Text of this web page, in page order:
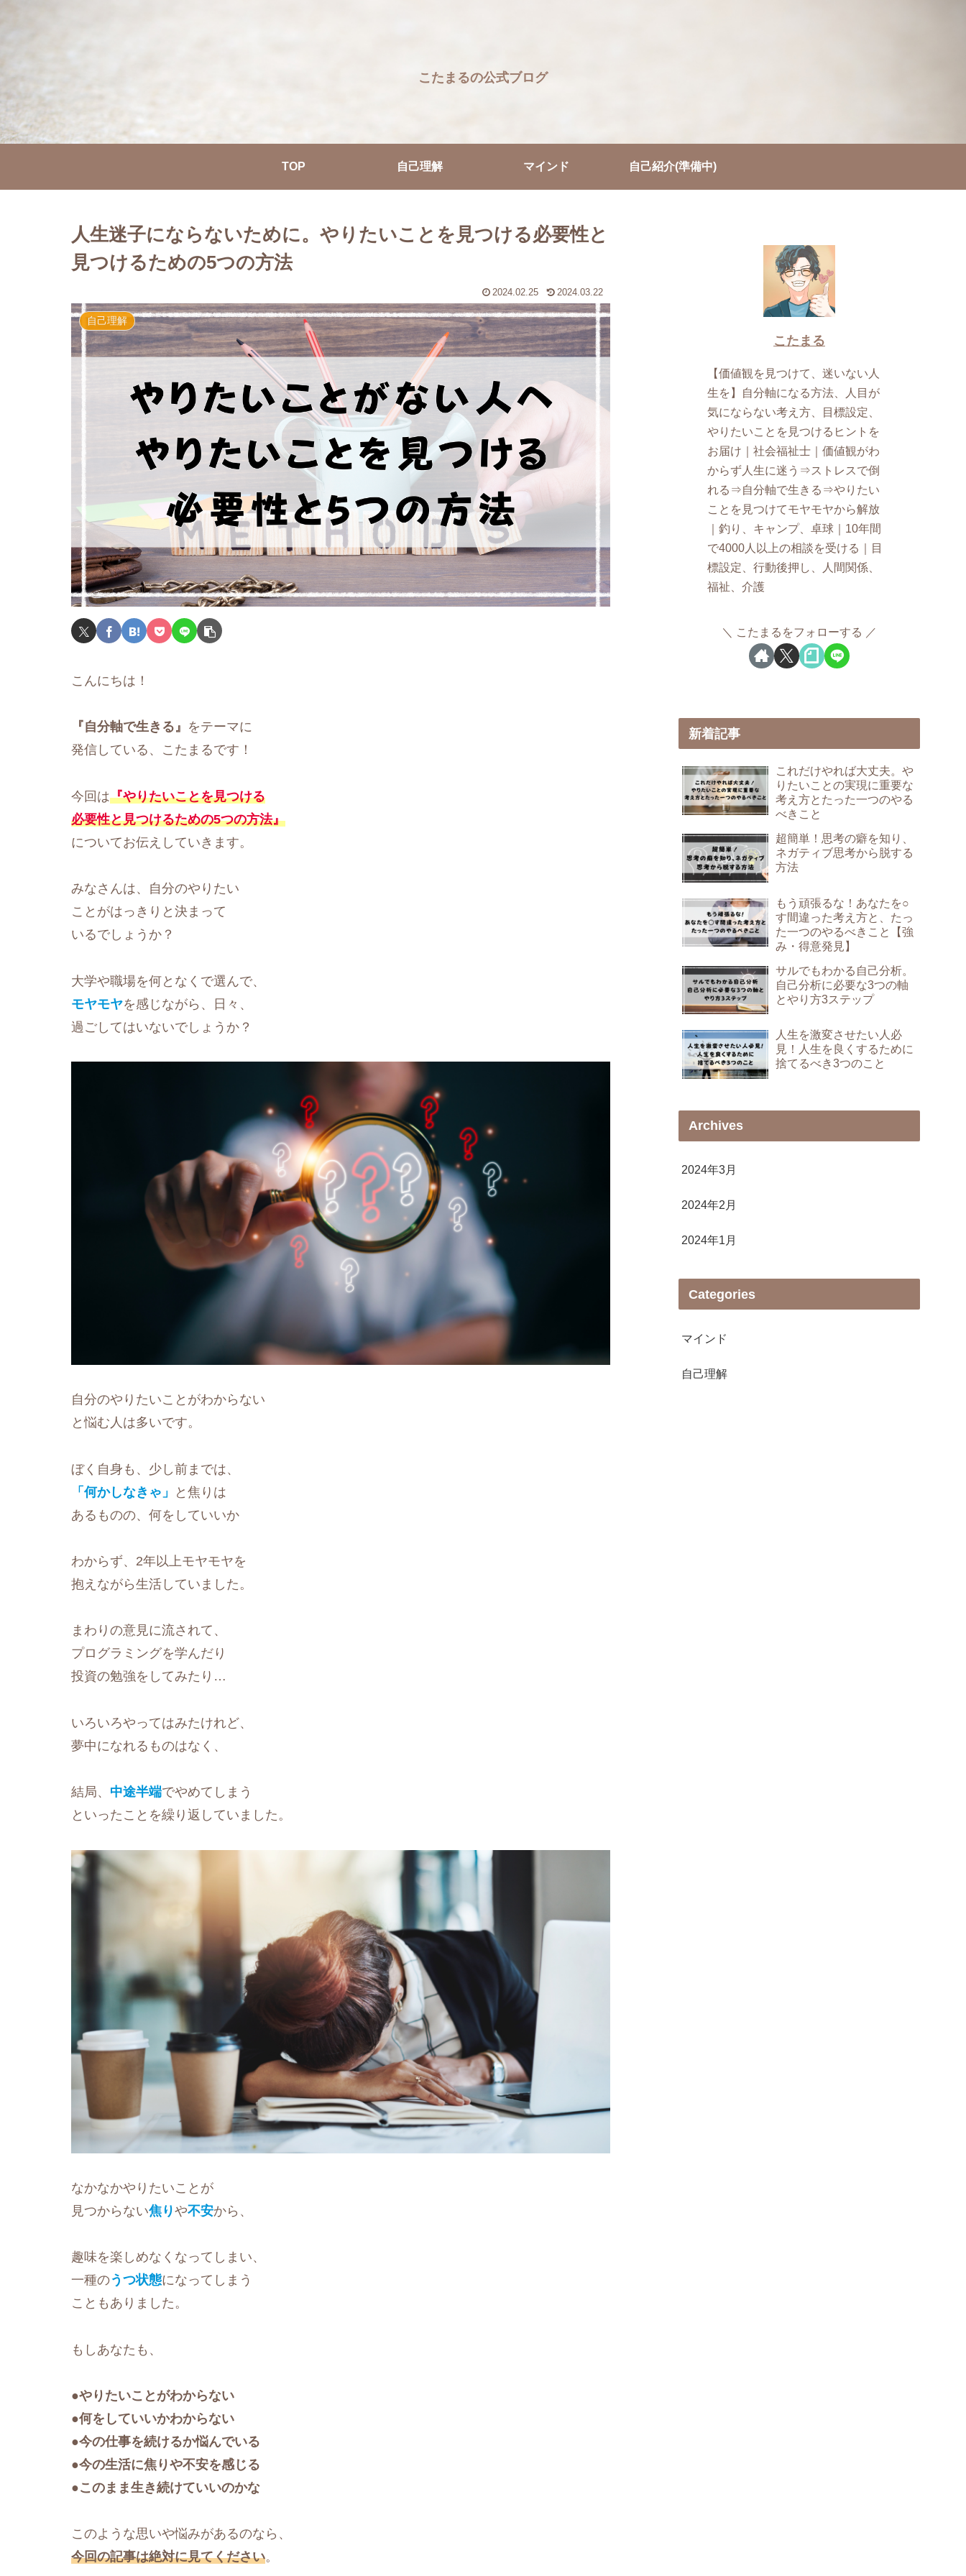
こたまるの公式ブログ
TOP 自己理解 マインド 自己紹介(準備中)
人生迷子にならないために。やりたいことを見つける必要性と
見つけるための5つの方法
2024.02.25 2024.03.22
自己理解
こんにちは！
『自分軸で生きる』 をテーマに
発信している、こたまるです！
今回は『やりたいことを見つける
必要性と見つけるための5つの方法』
についてお伝えしていきます。
みなさんは、自分のやりたい
ことがはっきりと決まって
いるでしょうか？
大学や職場を何となくで選んで、
モヤモヤを感じながら、日々、
過ごしてはいないでしょうか？
自分のやりたいことがわからない
と悩む人は多いです。
ぼく自身も、少し前までは、
「何かしなきゃ」
と焦りは
あるものの、何をしていいか
わからず、2年以上モヤモヤを
抱えながら生活していました。
まわりの意見に流されて、
プログラミングを学んだり
投資の勉強をしてみたり…
いろいろやってはみたけれど、
夢中になれるものはなく、
結局、 中途半端でやめてしまう
といったことを繰り返していました。
なかなかやりたいことが
見つからない焦りや不安から、
趣味を楽しめなくなってしまい、
一種のうつ状態になってしまう
こともありました。
もしあなたも、
●やりたいことがわからない
●何をしていいかわからない
●今の仕事を続けるか悩んでいる
●今の生活に焦りや不安を感じる
●このまま生き続けていいのかな
このような思いや悩みがあるのなら、
今回の記事は絶対に見てください。
こたまる
【価値観を見つけて、迷いない人
生を】自分軸になる方法、人目が
気にならない考え方、目標設定、
やりたいことを見つけるヒントを
お届け｜社会福祉士｜価値観がわ
からず人生に迷う⇒ストレスで倒
れる⇒自分軸で生きる⇒やりたい
ことを見つけてモヤモヤから解放
｜釣り、キャンプ、卓球｜10年間
で4000人以上の相談を受ける｜目
標設定、行動後押し、人間関係、
福祉、介護
こたまるをフォローする
新着記事
これだけやれば大丈夫。や
りたいことの実現に重要な
考え方とたった一つのやる
べきこと
超簡単！思考の癖を知り、
ネガティブ思考から脱する
方法
もう頑張るな！あなたを○
す間違った考え方と、たっ
た一つのやるべきこと【強
み・得意発見】
サルでもわかる自己分析。
自己分析に必要な3つの軸
とやり方3ステップ
人生を激変させたい人必
見！人生を良くするために
捨てるべき3つのこと
Archives
2024年3月
2024年2月
2024年1月
Categories
マインド
自己理解